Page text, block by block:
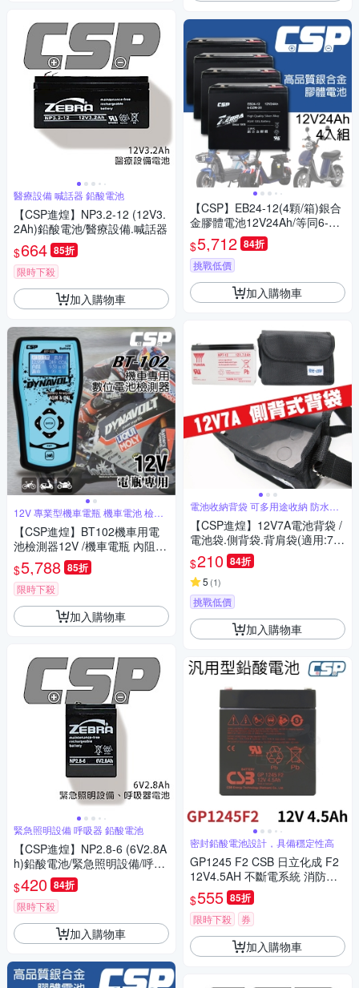
醫療設備 喊話器 鉛酸電池
【CSP進煌】NP3.2-12 (12V3.
2Ah)鉛酸電池/醫療設備.喊話器
$664 85折
限時下殺
加入購物車
12V 專業型機車電瓶 機車電池 檢測
【CSP進煌】BT102機車用電
池檢測器12V /機車電瓶 內阻
壽命 CCA 檢測
$5,788 85折
限時下殺
加入購物車
緊急照明設備 呼吸器 鉛酸電池
【CSP進煌】NP2.8-6 (6V2.8A
h)鉛酸電池/緊急照明設備/呼吸
器用電池
$420 84折
限時下殺
加入購物車
【CSP】EB24-12(4顆/箱)銀合
金膠體電池12V24Ah/等同6-DZ
M-20.電動車電池.REC22-12
$5,712 84折
挑戰低價
加入購物車
電池收納背袋 可多用途收納 防水尼
龍材質
【CSP進煌】12V7A電池背袋 /
電池袋.側背袋.背肩袋(適用:7A-
10A電池)
$210 84折
5 (1)
挑戰低價
加入購物車
密封鉛酸電池設計，具備穩定性高
GP1245 F2 CSB 日立化成 F2
12V4.5AH 不斷電系統 消防設
備、監控保全、野外用電、燈
具
$555 85折
限時下殺 券
加入購物車